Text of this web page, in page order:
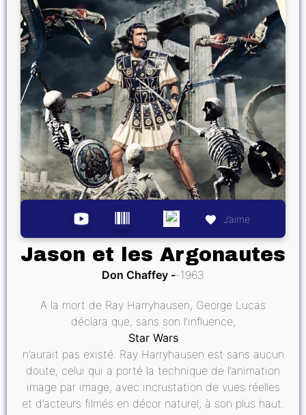
J’aime
Jason et les Argonautes
Don Chaffey 1963
A la mort de Ray Harryhausen, George Lucas
déclara que, sans son l’influence,
Star Wars
n’aurait pas existé. Ray Harryhausen est sans aucun
doute, celui qui a porté la technique de l’animation
image par image, avec incrustation de vues réelles
et d’acteurs filmés en décor naturel, à son plus haut.